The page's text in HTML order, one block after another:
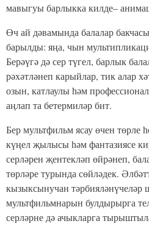
мавыгуы барлыкка килде–
Өч ай дәвамында балалар
барылды: яңа, чын
Берәүгә дә сер түгел, барлык
рәхәтләнеп карыйлар, тик алар
озын, катлаулы һәм
аңлап та бетермиләр бит.
Бер мультфильм ясау өчен төрле
күңел җылысы һәм фантазиясе
серләрен җентекләп өйрәнеп,
төрләре турында сөйләдек.
кызыксынучан тәрбияләнүчеләр
мультфильмнарын булдырырга
серләрне дә ачыкларга